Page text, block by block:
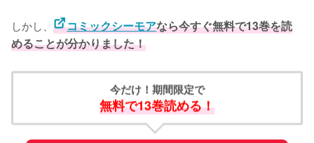
しかし、 コミックシーモアなら今すぐ無料で13巻を読
めることが分かりました！
今だけ！期間限定で
無料で13巻読める！